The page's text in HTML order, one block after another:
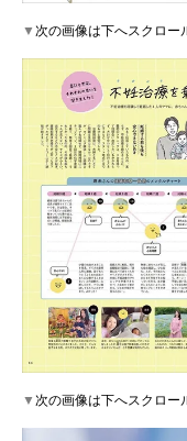
▼次の画像は下へスクロー
▼次の画像は下へスクロー